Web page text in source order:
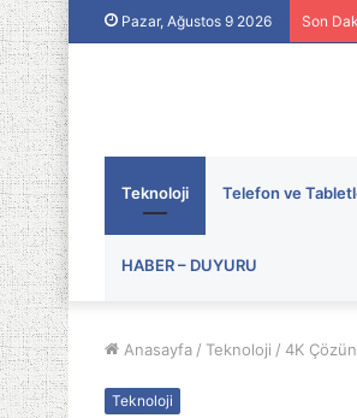
Pazar, Ağustos 9 2026 Son
Teknoloji Telefon ve
HABER – DUYURU
Anasayfa / Teknoloji / 4K
Teknoloji